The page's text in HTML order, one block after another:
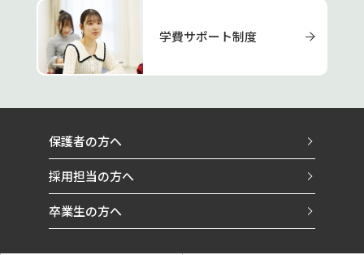
学費サポート制度
保護者の方へ
採用担当の方へ
卒業生の方へ